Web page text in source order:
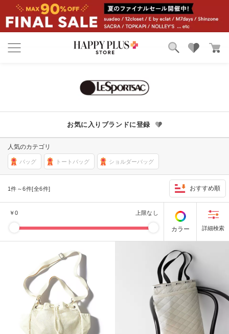
お気に入り
お気に入りブランドに登録
人気のカテゴリ
バッグ トートバッグ ショルダーバッグ
1件～6件[全6件] おすすめ順
￥0 上限なし
カラー